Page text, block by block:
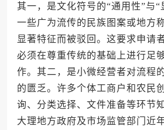
其一，是文化符号的“通用性”与“
一些广为流传的民族图案或地方
显著特征而被驳回。这要求申请
必须在尊重传统的基础上进行足
作。其二，是小微经营者对流程
的匮乏。许多个体工商户和农民
询、分类选择、文件准备等环节
大理地方政府及市场监管部门近